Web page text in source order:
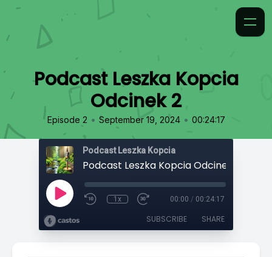
Podcast Leszka Kopcia
Odcinek 2
Episode 2 • September 19, 2024 • 00:24:17
Podcast Leszka Kopcia
Podcast Leszka Kopcia Odcinek 2
1x 00:00 / 00:24:17
SUBSCRIBE SHARE